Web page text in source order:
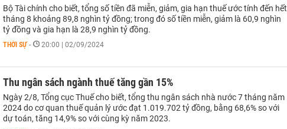
Bộ Tài chính cho biết, tổng số tiền đã miễn, giảm, gia hạn thuế ước tính đến hết
tháng 8 khoảng 89,8 nghìn tỷ đồng; trong đó số tiền miễn, giảm là 60,9 nghìn
tỷ đồng và gia hạn là 28,9 nghìn tỷ đồng.
THỜI SỰ - 20:00 | 02/09/2024
Thu ngân sách ngành thuế tăng gần 15%
Ngày 2/8, Tổng cục Thuế cho biết, tổng thu ngân sách nhà nước 7 tháng năm
2024 do cơ quan thuế quản lý ước đạt 1.019.702 tỷ đồng, bằng 68,6% so với
dự toán, tăng 14,9% so với cùng kỳ năm 2023.